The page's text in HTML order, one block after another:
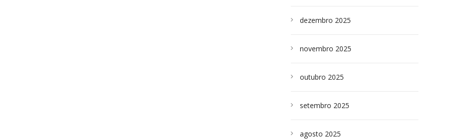
dezembro 2025
novembro 2025
outubro 2025
setembro 2025
agosto 2025